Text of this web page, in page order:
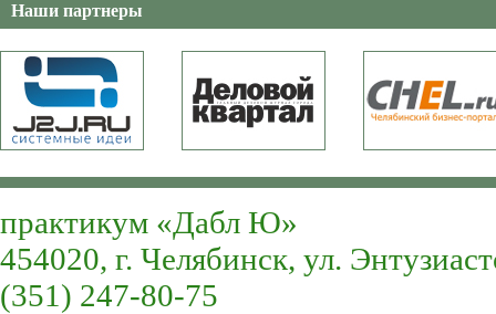
Наши партнеры
практикум «Дабл Ю»
454020, г. Челябинск, ул.
(351) 247-80-75